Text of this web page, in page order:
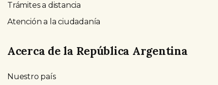
Trámites a distancia
Atención a la ciudadanía
Acerca de la República Argentina
Nuestro país